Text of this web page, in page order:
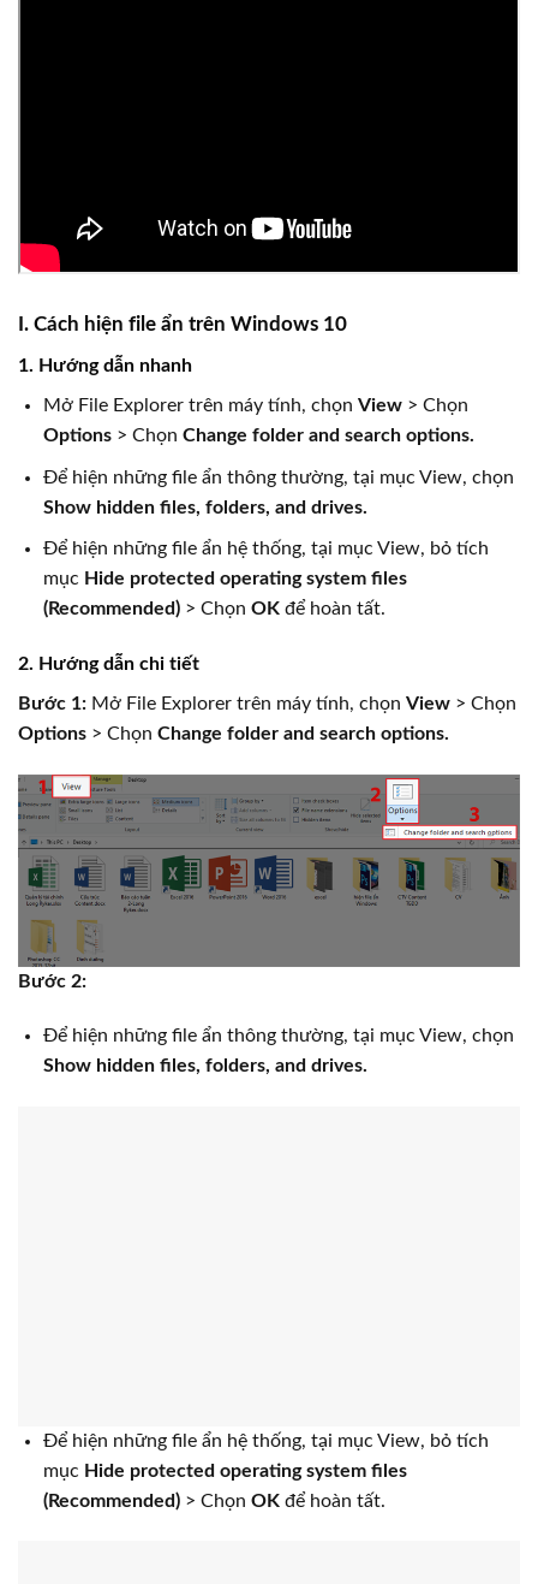
I. Cách hiện file ẩn trên Windows 10
1. Hướng dẫn nhanh
Mở File Explorer trên máy tính, chọn View> Chọn
Options> Chọn Change folder and search options.
Để hiện những file ẩn thông thường, tại mục View, chọn
Show hidden files, folders, and drives.
Để hiện những file ẩn hệ thống, tại mục View, bỏ tích
mục Hide protected operating system files
(Recommended) > Chọn OKđể hoàn tất.
2. Hướng dẫn chi tiết
Bước 1: Mở File Explorer trên máy tính, chọn View > Chọn
Options > Chọn Change folder and search options.
Bước 2:
Để hiện những file ẩn thông thường, tại mục View, chọn
Show hidden files, folders, and drives.
Để hiện những file ẩn hệ thống, tại mục View, bỏ tích
mục Hide protected operating system files
(Recommended) > Chọn OKđể hoàn tất.